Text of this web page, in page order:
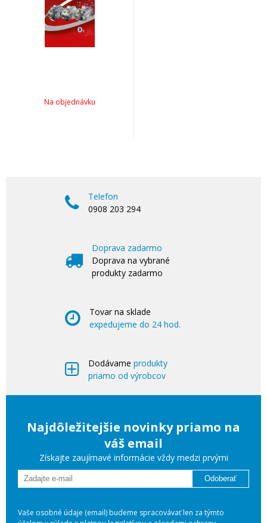
Na objednávku
Telefon
0908 203 294
Doprava zadarmo
Doprava na vybrané
produkty zadarmo
Tovar na sklade
expedujeme do 24 hod.
Dodávame produkty
priamo od výrobcov
Najdôležitejšie novinky priamo na
váš email
Získajte zaujímavé informácie vždy medzi prvými
Odoberať
Vaše osobné údaje (email) budeme spracovávať len za týmto